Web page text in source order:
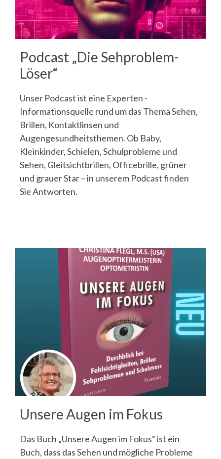
Podcast „Die Sehproblem-
Löser“
Unser Podcast ist eine Experten -
Informationsquelle rund um das Thema Sehen,
Brillen, Kontaktlinsen und
Augengesundheitsthemen. Ob Baby,
Kleinkinder, Schielen, Schulprobleme und
Sehen, Gleitsichtbrillen, Officebrille, grüner
und grauer Star – in unserem Podcast finden
Sie Antworten.
Unsere Augen im Fokus
Das Buch „Unsere Augen im Fokus“ ist ein
Buch, dass das Sehen und mögliche Probleme